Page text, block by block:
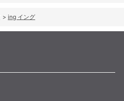
> ing イング